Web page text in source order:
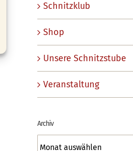
Das neue
Schnitzklub
Shop
Unsere Schnitzstube
Veranstaltung
Archiv
Archiv